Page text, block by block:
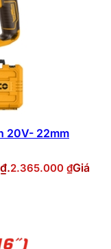
20V- 22mm
2.365.000 ₫Giá